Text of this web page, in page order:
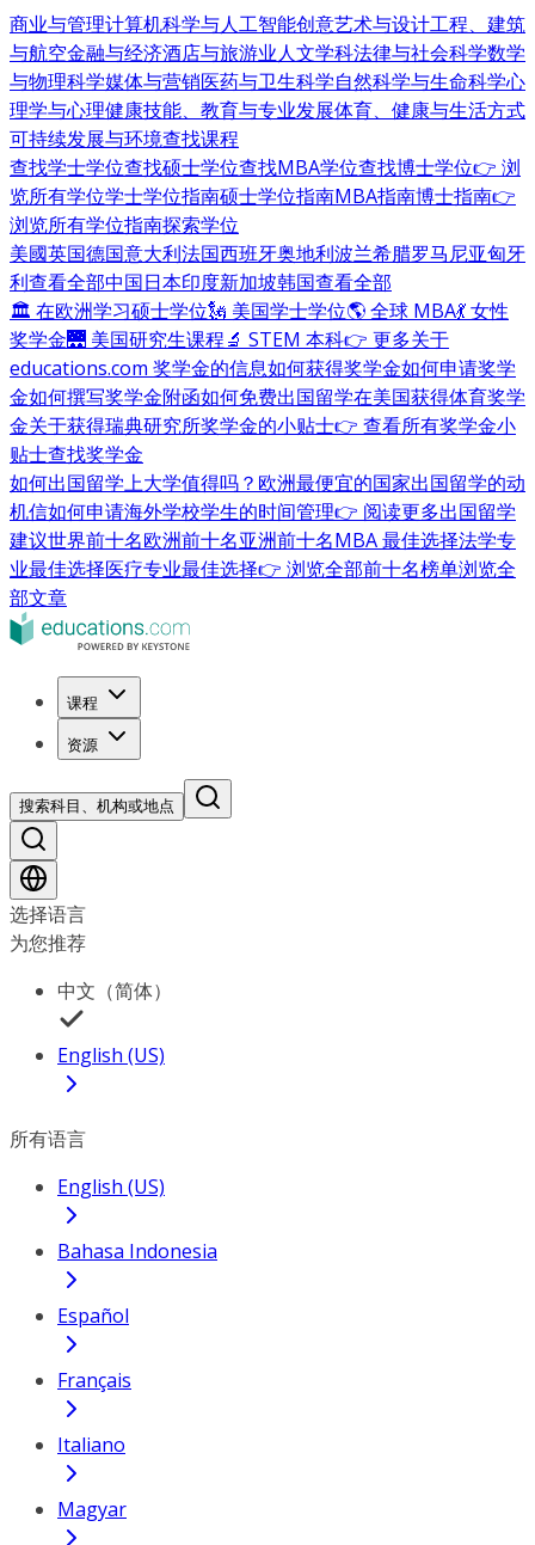
商业与管理计算机科学与人工智能创意艺术与设计工程、建筑
与航空金融与经济酒店与旅游业人文学科法律与社会科学数学
与物理科学媒体与营销医药与卫生科学自然科学与生命科学心
理学与心理健康技能、教育与专业发展体育、健康与生活方式
可持续发展与环境查找课程
查找学士学位查找硕士学位查找MBA学位查找博士学位👉 浏
览所有学位学士学位指南硕士学位指南MBA指南博士指南👉
浏览所有学位指南探索学位
美國英国德国意大利法国西班牙奥地利波兰希腊罗马尼亚匈牙
利查看全部中国日本印度新加坡韩国查看全部
🏛 在欧洲学习硕士学位🗽 美国学士学位🌎 全球 MBA💃 女性
奖学金🌉 美国研究生课程🔬 STEM 本科👉 更多关于
educations.com 奖学金的信息如何获得奖学金如何申请奖学
金如何撰写奖学金附函如何免费出国留学在美国获得体育奖学
金关于获得瑞典研究所奖学金的小贴士👉 查看所有奖学金小
贴士查找奖学金
如何出国留学上大学值得吗？ 欧洲最便宜的国家出国留学的动
机信如何申请海外学校学生的时间管理👉 阅读更多出国留学
建议世界前十名欧洲前十名亚洲前十名MBA 最佳选择法学专
业最佳选择医疗专业最佳选择👉 浏览全部前十名榜单浏览全
部文章
课程
资源
搜索科目、机构或地点
选择语言
为您推荐
中文（简体）
English (US)
所有语言
English (US)
Bahasa Indonesia
Español
Français
Italiano
Magyar